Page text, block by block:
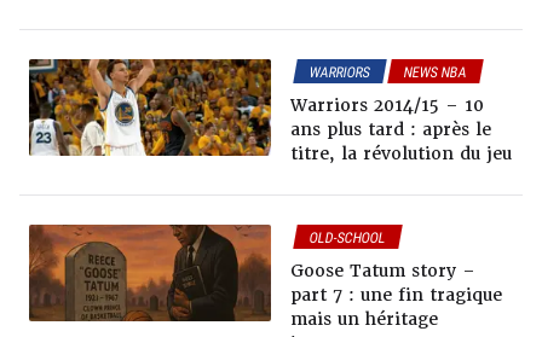
WARRIORS
NEWS NBA
OLD-SCHOOL
Warriors 2014/15 – 10
ans plus tard : après le
titre, la révolution du jeu
OLD-SCHOOL
Goose Tatum story –
part 7 : une fin tragique
mais un héritage